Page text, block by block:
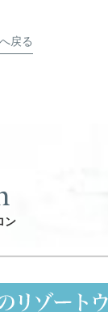
戻る
ン